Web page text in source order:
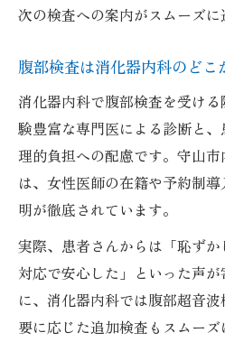
腹部超音波検査で見
消化器内科が健康管
守山市で自分に合う消化
守山市で自分に適し
消化器内科選びで重
ント
守山市で評判の消化
消化器内科の診療内
守山市で女性医師在
には
次の検査への案内がスムーズに
腹部検査は消化器内科のどこ
消化器内科で腹部検査を受け
験豊富な専門医による診断と
理的負担への配慮です。守山
は、女性医師の在籍や予約制
明が徹底されています。
実際、患者さんからは「恥ず
対応で安心した」といった声
に、消化器内科では腹部超音
要に応じた追加検査もスムー